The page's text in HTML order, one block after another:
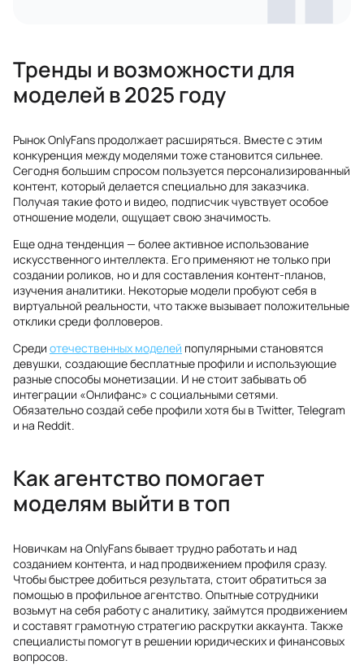
Тренды и возможности для
моделей в 2025 году
Рынок OnlyFans продолжает расширяться. Вместе с этим
конкуренция между моделями тоже становится сильнее.
Сегодня большим спросом пользуется персонализированный
контент, который делается специально для заказчика.
Получая такие фото и видео, подписчик чувствует особое
отношение модели, ощущает свою значимость.
Еще одна тенденция — более активное использование
искусственного интеллекта. Его применяют не только при
создании роликов, но и для составления контент-планов,
изучения аналитики. Некоторые модели пробуют себя в
виртуальной реальности, что также вызывает положительные
отклики среди фолловеров.
Среди отечественных моделей популярными становятся
девушки, создающие бесплатные профили и использующие
разные способы монетизации. И не стоит забывать об
интеграции «Онлифанс» с социальными сетями.
Обязательно создай себе профили хотя бы в Twitter, Telegram
и на Reddit.
Как агентство помогает
моделям выйти в топ
Новичкам на OnlyFans бывает трудно работать и над
созданием контента, и над продвижением профиля сразу.
Чтобы быстрее добиться результата, стоит обратиться за
помощью в профильное агентство. Опытные сотрудники
возьмут на себя работу с аналитику, займутся продвижением
и составят грамотную стратегию раскрутки аккаунта. Также
специалисты помогут в решении юридических и финансовых
вопросов.